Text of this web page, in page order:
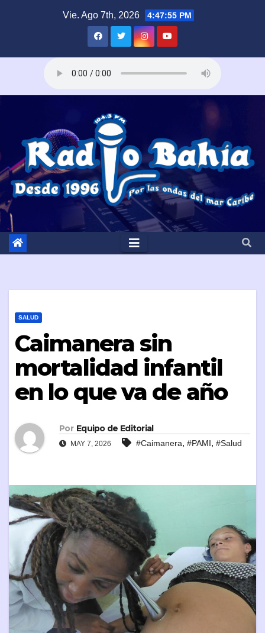
Vie. Ago 7th, 2026 4:47:57 PM
SALUD
Caimanera sin
mortalidad infantil
en lo que va de año
Por Equipo de Editorial
MAY 7, 2026 #Caimanera, #PAMI, #Salud